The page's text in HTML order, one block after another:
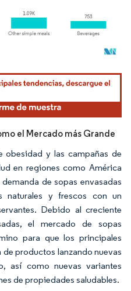
atribución según CC BY 4.0.
el Mercado más Grande
obesidad y las campañas de
en regiones como América
de sopas envasadas
naturales y frescos con un
Debido al creciente
el mercado de sopas
para que los principales
productos lanzando nuevas
así como nuevas variantes
de propiedades saludables.